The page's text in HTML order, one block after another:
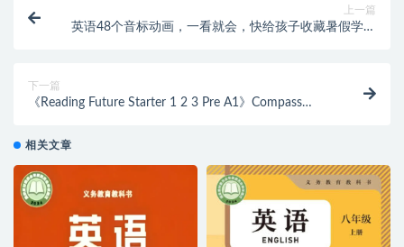
上一篇
英语48个音标动画，一看就会，快给孩子收藏暑假学习
下一篇
《Reading Future Starter 1 2 3 Pre A1》Compass
相关文章